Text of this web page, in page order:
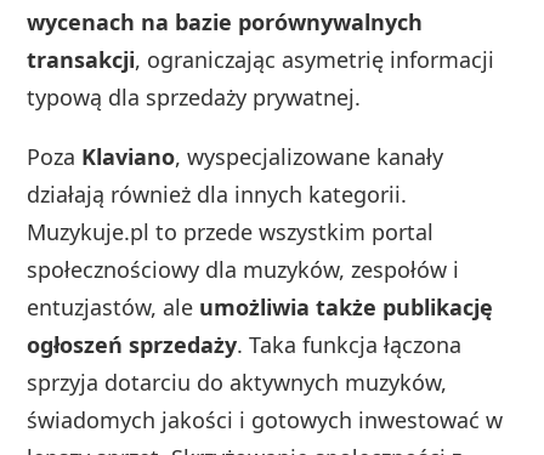
wycenach na bazie porównywalnych
transakcji, ograniczając asymetrię informacji
typową dla sprzedaży prywatnej.
Poza Klaviano, wyspecjalizowane kanały
działają również dla innych kategorii.
Muzykuje.pl to przede wszystkim portal
społecznościowy dla muzyków, zespołów i
entuzjastów, ale umożliwia także publikację
ogłoszeń sprzedaży. Taka funkcja łączona
sprzyja dotarciu do aktywnych muzyków,
świadomych jakości i gotowych inwestować w